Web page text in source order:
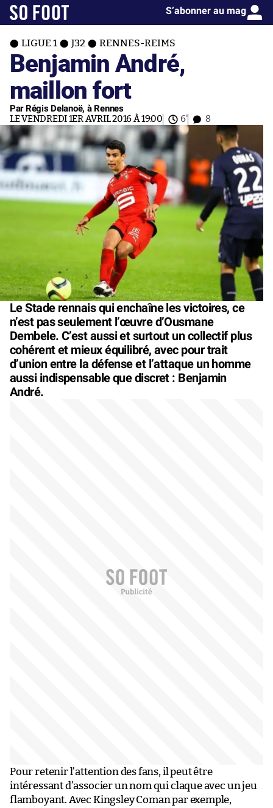
S’abonner au mag
LIGUE 1 J32 RENNES-REIMS
Benjamin André,
maillon fort
Par Régis Delanoë, à Rennes
LE VENDREDI 1ER AVRIL 2016 À 19:00 6' 8
Le Stade rennais qui enchaîne les victoires, ce
n’est pas seulement l’œuvre d’Ousmane
Dembele. C’est aussi et surtout un collectif plus
cohérent et mieux équilibré, avec pour trait
d’union entre la défense et l’attaque un homme
aussi indispensable que discret : Benjamin
André.
Pour retenir l’attention des fans, il peut être
intéressant d’associer un nom qui claque avec un jeu
flamboyant. Avec Kingsley Coman par exemple,